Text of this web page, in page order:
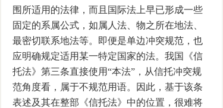
围所适用的法律，而且国际法上早已形成一些
固定的系属公式，如属人法、物之所在地法、
最密切联系地法等。即便是单边冲突规范，也
应明确规定适用某一特定国家的法。我国《信
托法》第三条直接使用“本法”，从信托冲突规
范角度看，属于不规范用语。因此，基于该条
表述及其在整部《信托法》中的位置，很难将